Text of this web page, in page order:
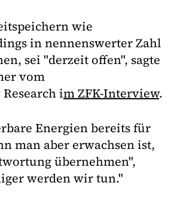
wie
in nennenswerter Zahl
sei "derzeit offen", sagte
vom
im ZFK-Interview.
Energien bereits für
man aber erwachsen ist,
übernehmen",
werden wir tun."